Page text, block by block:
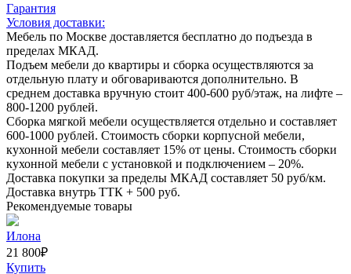
Гарантия
Условия доставки:
Мебель по Москве доставляется бесплатно до подъезда в
пределах МКАД.
Подъем мебели до квартиры и сборка осуществляются за
отдельную плату и обговариваются дополнительно. В
среднем доставка вручную стоит 400-600 руб/этаж, на лифте –
800-1200 рублей.
Сборка мягкой мебели осуществляется отдельно и составляет
600-1000 рублей. Стоимость сборки корпусной мебели,
кухонной мебели составляет 15% от цены. Стоимость сборки
кухонной мебели с установкой и подключением – 20%.
Доставка покупки за пределы МКАД составляет 50 руб/км.
Доставка внутрь ТТК + 500 руб.
Рекомендуемые товары
Илона
21 800₽
Купить